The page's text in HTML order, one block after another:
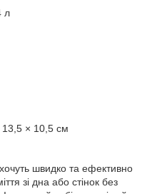
л
× 10,5 см
хочуть швидко та ефективно
зі дна або стінок без